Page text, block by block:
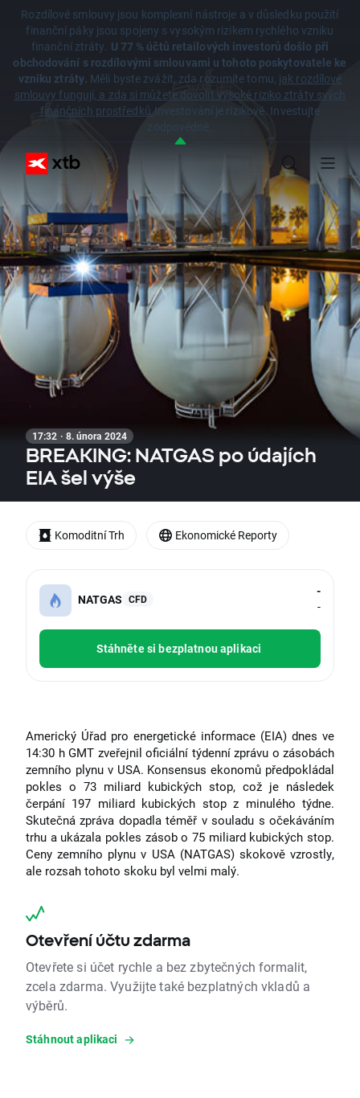
Rozdílové smlouvy jsou komplexní nástroje a v důsledku použití
finanční páky jsou spojeny s vysokým rizikem rychlého vzniku
finanční ztráty. U 77 % účtů retailových investorů došlo při
obchodování s rozdílovými smlouvami u tohoto poskytovatele ke
vzniku ztráty. Měli byste zvážit, zda rozumíte tomu, jak rozdílové
smlouvy fungují, a zda si můžete dovolit vysoké riziko ztráty svých
finančních prostředků.Investování je rizikové. Investujte
zodpovědně.
17:32 · 8. února 2024
BREAKING: NATGAS po údajích
EIA šel výše
NATGAS CFD
-
-
Stáhněte si bezplatnou aplikaci
Americký Úřad pro energetické informace (EIA) dnes ve
14:30 h GMT zveřejnil oficiální týdenní zprávu o zásobách
zemního plynu v USA. Konsensus ekonomů předpokládal
pokles o 73 miliard kubických stop, což je následek
čerpání 197 miliard kubických stop z minulého týdne.
Skutečná zpráva dopadla téměř v souladu s očekáváním
trhu a ukázala pokles zásob o 75 miliard kubických stop.
Ceny zemního plynu v USA (NATGAS) skokově vzrostly,
ale rozsah tohoto skoku byl velmi malý.
Otevření účtu zdarma
Otevřete si účet rychle a bez zbytečných formalit,
zcela zdarma. Využijte také bezplatných vkladů a
výběrů.
Stáhnout aplikaci
Komoditní Trh Ekonomické Reporty